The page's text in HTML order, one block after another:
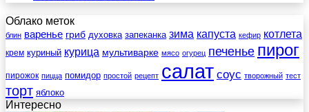
Облако меток
блин варенье гриб духовка запеканка зима капуста кефир котлета
крем куриный курица мультиварке мясо огурец печенье пирог
пирожок пицца помидор простой рецепт салат соус творожный тест
торт яблоко
Интересно